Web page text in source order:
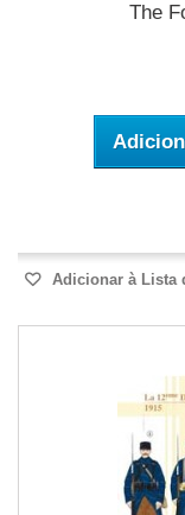
The
Adicionar à Lista